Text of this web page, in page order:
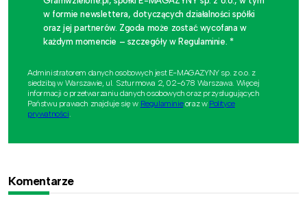
w formie newslettera, dotyczących działalności spółki
oraz jej partnerów. Zgoda może zostać wycofana w
każdym momencie – szczegóły w Regulaminie. *
Administratorem danych osobowych jest E-MAGAZYNY sp. z o.o. z
siedzibą w Warszawie, ul. Szturmowa 2, 02-678 Warszawa. Więcej
informacji o przetwarzaniu danych osobowych oraz przysługujących
Państwu prawach znajduje się w Regulaminieoraz w Polityce
prywatności.
Komentarze